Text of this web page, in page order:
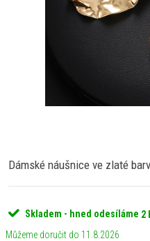
Dámské náušnice ve zlaté
Skladem - hned odesíláme 2
11.8.2026